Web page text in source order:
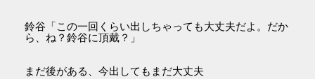
鈴谷「この一回くらい出しちゃっても大丈夫だよ。だか
ら、ね？鈴谷に頂戴？」
まだ後がある、今出してもまだ大丈夫